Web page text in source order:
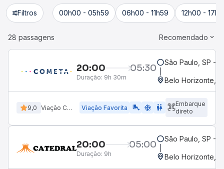
Filtros 00h00 - 05h59 06h00 - 11h59 12h00 -
28 passagens Recomendado
20:00 05:30
Duração: 9h 30m
São Paulo, SP -
Belo Horizonte,
9,0 Viação Cometa Viação Favorita airline_seat_legroom_extra ac_unit WC
Embarque
direto
20:00 05:00
Duração: 9h
São Paulo, SP -
Belo Horizonte,